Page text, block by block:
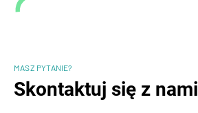
MASZ PYTANIE?
Skontaktuj się z nami